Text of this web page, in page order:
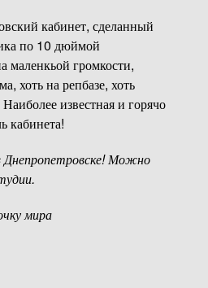
кабинет, сделанный
по 10 дюймой
маленкьой громкости,
хоть на репбазе, хоть
известная и горячо
кабинета!
Днепропетровске! Можно
мира